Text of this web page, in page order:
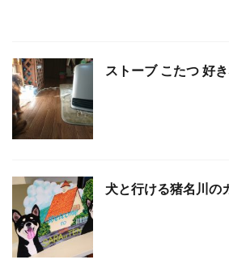
ストーブ こたつ 好
犬と行ける猪名川の